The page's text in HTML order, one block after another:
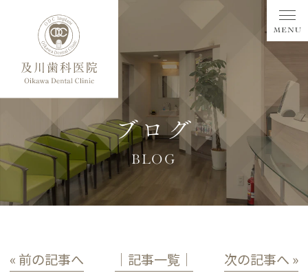
ブログ
BLOG
« 前の記事へ │記事一覧│ 次の記事へ »